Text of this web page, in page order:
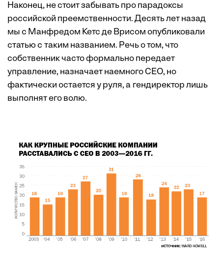
Наконец, не стоит забывать про парадоксы
российской преемственности. Десять лет назад
мы с Манфредом Кетс де Врисом опубликовали
статью с таким названием. Речь о том, что
собственник часто формально передает
управление, назначает наемного CEO, но
фактически остается у руля, а гендиректор лишь
выполнят его волю.